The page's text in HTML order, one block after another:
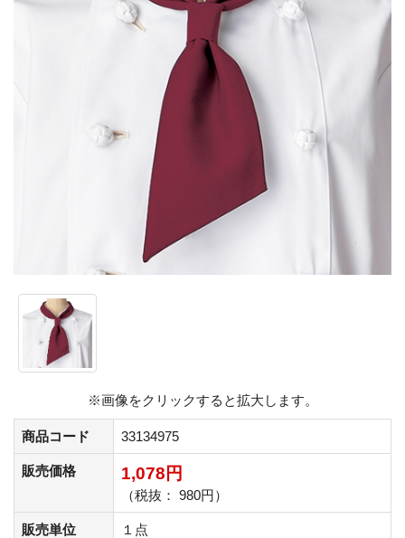
※画像をクリックすると拡大します。
商品コード 33134975
販売価格 1,078円
（税抜： 980円）
販売単位 １点